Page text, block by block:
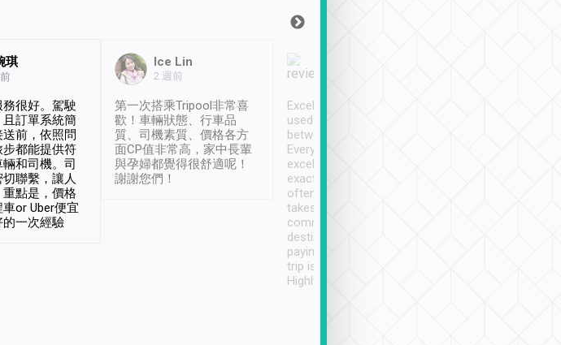
琪
很好。駕駛
訂單系統簡
前，依照問
都能提供符
和司機。司
聯繫，讓人
點是，價格
or Uber便宜
的一次經驗
Ice Lin
2 週前
第一次搭乘Tripool非常喜
歡！車輛狀態、行車品
質、司機素質、價格各方
面CP值非常高，家中長輩
與孕婦都覺得很舒適呢！
謝謝您們！
Excellent service. We have
used Tripool to travel
between cities in Taiwan.
Every driver has been
excellent and arrives
exactly on time. As there is
often limited English it
takes the difficulty out of
communicating the
destination details and
paying online prior to the
trip is very convenient.
Highly recommended